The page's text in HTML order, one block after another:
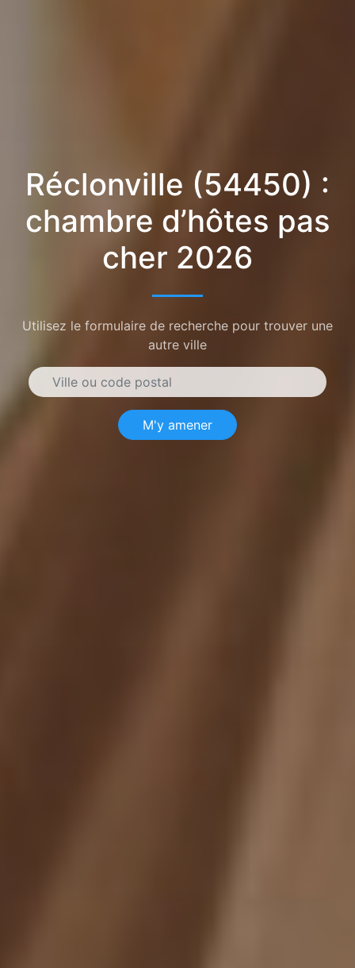
Réclonville (54450) :
chambre d’hôtes pas
cher 2026
Utilisez le formulaire de recherche pour trouver une
autre ville
M'y amener